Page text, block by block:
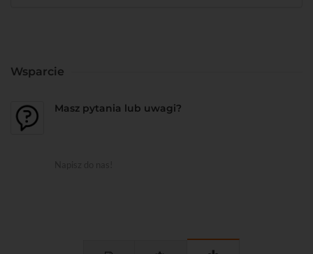
Wsparcie
Masz pytania lub uwagi?